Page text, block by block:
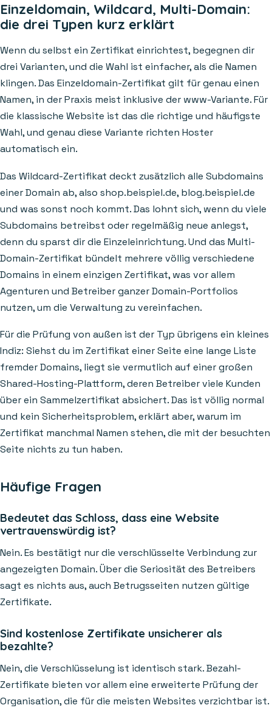
Einzeldomain, Wildcard, Multi-Domain:
die drei Typen kurz erklärt
Wenn du selbst ein Zertifikat einrichtest, begegnen dir
drei Varianten, und die Wahl ist einfacher, als die Namen
klingen. Das Einzeldomain-Zertifikat gilt für genau einen
Namen, in der Praxis meist inklusive der www-Variante. Für
die klassische Website ist das die richtige und häufigste
Wahl, und genau diese Variante richten Hoster
automatisch ein.
Das Wildcard-Zertifikat deckt zusätzlich alle Subdomains
einer Domain ab, also shop.beispiel.de, blog.beispiel.de
und was sonst noch kommt. Das lohnt sich, wenn du viele
Subdomains betreibst oder regelmäßig neue anlegst,
denn du sparst dir die Einzeleinrichtung. Und das Multi-
Domain-Zertifikat bündelt mehrere völlig verschiedene
Domains in einem einzigen Zertifikat, was vor allem
Agenturen und Betreiber ganzer Domain-Portfolios
nutzen, um die Verwaltung zu vereinfachen.
Für die Prüfung von außen ist der Typ übrigens ein kleines
Indiz: Siehst du im Zertifikat einer Seite eine lange Liste
fremder Domains, liegt sie vermutlich auf einer großen
Shared-Hosting-Plattform, deren Betreiber viele Kunden
über ein Sammelzertifikat absichert. Das ist völlig normal
und kein Sicherheitsproblem, erklärt aber, warum im
Zertifikat manchmal Namen stehen, die mit der besuchten
Seite nichts zu tun haben.
Häufige Fragen
Bedeutet das Schloss, dass eine Website
vertrauenswürdig ist?
Nein. Es bestätigt nur die verschlüsselte Verbindung zur
angezeigten Domain. Über die Seriosität des Betreibers
sagt es nichts aus, auch Betrugsseiten nutzen gültige
Zertifikate.
Sind kostenlose Zertifikate unsicherer als
bezahlte?
Nein, die Verschlüsselung ist identisch stark. Bezahl-
Zertifikate bieten vor allem eine erweiterte Prüfung der
Organisation, die für die meisten Websites verzichtbar ist.